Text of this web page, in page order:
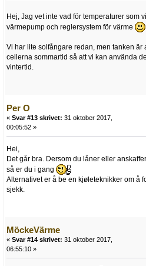
Hej, Jag vet inte vad för temperaturer som
värmepump och reglersystem för värme
Vi har lite solfångare redan, men tanken är
cellerna sommartid så att vi kan använda
vintertid.
Per O
« Svar #13 skrivet: 31 oktober 2017,
00:05:52 »
Hei,
Det går bra. Dersom du låner eller
så er du i gang
Alternativet er å be en kjøleteknikker om å
sjekk.
MöckeVärme
« Svar #14 skrivet: 31 oktober 2017,
06:55:10 »